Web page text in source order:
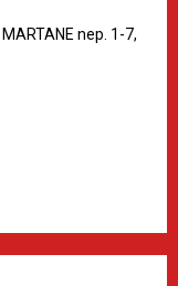
nep. 1-7,